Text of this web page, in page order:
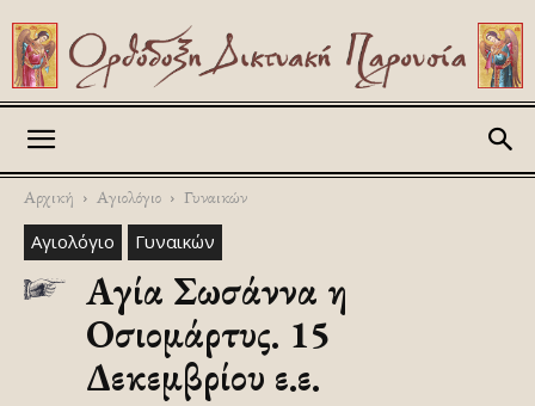
Αρχική Αγιολόγιο Γυναικών
Αγιολόγιο Γυναικών
Αγία Σωσάννα η
Οσιομάρτυς. 15
Δεκεμβρίου ε.ε.